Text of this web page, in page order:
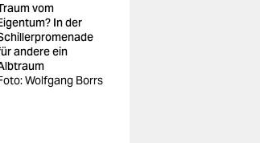
vom
In der
andere ein
Wolfgang Borrs